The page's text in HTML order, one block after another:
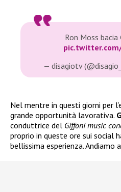
Ron Moss bacia
— disagiotv
Nel mentre in questi giorni per
grande opportunità lavorativa.
conduttrice del Giffoni music
proprio in queste ore sui social
bellissima esperienza. Andiamo